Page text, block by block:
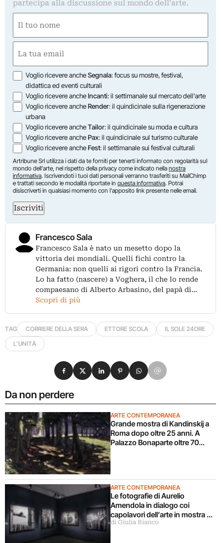
partecipa alla discussione sul mondo dell'arte.
(Obbligatorio)
(Obbligatorio)
Opzioni
Voglio ricevere ancheSegnala: focus su mostre, festival,
didattica ed eventi culturali
Voglio ricevere ancheIncanti: il settimanale sul mercato dell'arte
Voglio ricevere ancheRender: il quindicinale sulla rigenerazione
urbana
Voglio ricevere ancheTailor: il quindicinale su moda e cultura
Voglio ricevere anchePax: il quindicinale sul turismo culturale
Voglio ricevere ancheFest: il settimanale sui festival culturali
Artribune Srl utilizza i dati da te forniti per tenerti informato con regolarità sul
mondo dell'arte, nel rispetto della privacy come indicato nella nostra
informativa. Iscrivendoti i tuoi dati personali verranno trasferiti su MailChimp
e trattati secondo le modalità riportate in questa informativa. Potrai
disiscriverti in qualsiasi momento con l'apposito link presente nelle email.
Iscriviti
Francesco Sala
Francesco Sala è nato un mesetto dopo la
vittoria dei mondiali. Quelli fichi contro la
Germania: non quelli ai rigori contro la Francia.
Lo ha fatto (nascere) a Voghera, il che lo rende
compaesano di Alberto Arbasino, del papà di…
Scopri di più
TAG CORRIERE DELLA SERA ETTORE SCOLA
IL SOLE 24ORE
L'UNITÀ
Da non perdere
ARTE CONTEMPORANEA
Grande mostra di Kandinskij a
Roma dopo oltre 25 anni. A
Palazzo Bonaparte oltre 70
ARTE CONTEMPORANEA
Le fotografie di Aurelio
Amendola in dialogo coi
capolavori dell’arte in mostra a
Milano
di Giulia Bianco
Condividi su Facebook
Condividi su X
Condividi su LinkedIn
Condividi su Pinterest
Condividi su WhatsApp
Condividi su Email